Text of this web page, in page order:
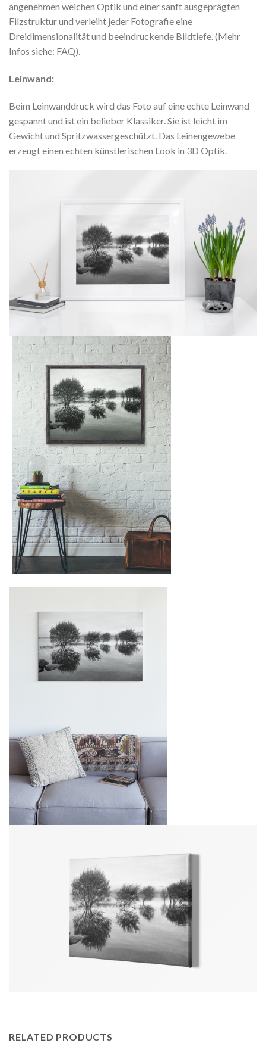
angenehmen weichen Optik und einer sanft ausgeprägten
Filzstruktur und verleiht jeder Fotografie eine
Dreidimensionalität und beeindruckende Bildtiefe. (Mehr
Infos siehe: FAQ).
Leinwand:
Beim Leinwanddruck wird das Foto auf eine echte Leinwand
gespannt und ist ein belieber Klassiker. Sie ist leicht im
Gewicht und Spritzwassergeschützt. Das Leinengewebe
erzeugt einen echten künstlerischen Look in 3D Optik.
RELATED PRODUCTS